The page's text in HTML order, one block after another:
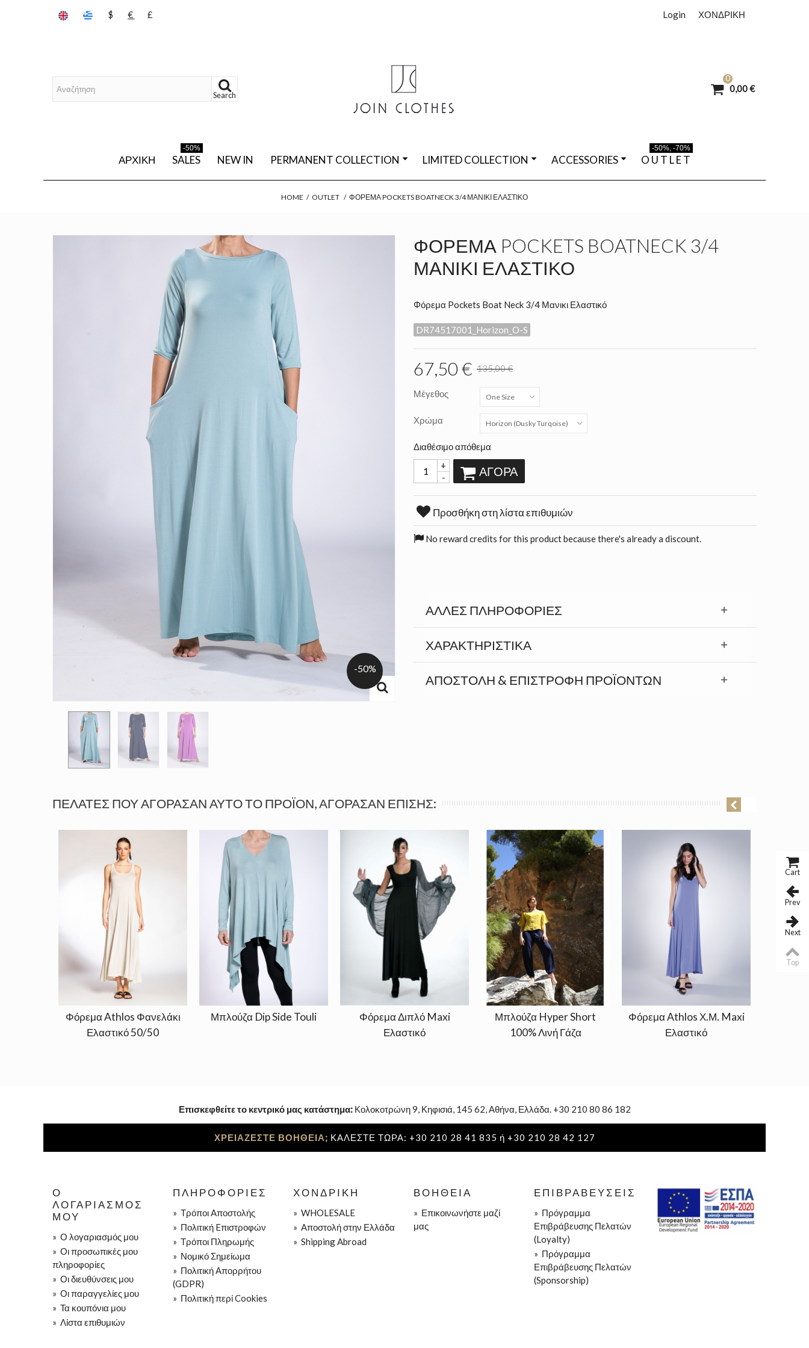
ΧΟΝΔΡΙΚΗ
Login
$ € £
Search
0
0,00 €
ΑΡΧΙΚΉ SALES
-50%
NEW IN PERMANENT COLLECTION LIMITED COLLECTION ACCESSORIES O U T L E T
-50%, -70%
HOME / OUTLET / ΦΌΡΕΜΑ POCKETS BOATNECK 3/4 ΜΑΝΙΚΙ ΕΛΑΣΤΙΚΌ
-50%
ΦΌΡΕΜΑ POCKETS BOATNECK 3/4
ΜΑΝΙΚΙ ΕΛΑΣΤΙΚΌ
Φόρεμα Pockets Boat Neck 3/4 Μανικι Ελαστικό
DR74517001_Horizon_O-S
67,50 € 135,00 €
Μέγεθος One Size
Χρώμα Horizon (Dusky Turqoise)
Διαθέσιμο απόθεμα
-
+ ΑΓΟΡΆ
Προσθήκη στη λίστα επιθυμιών
No reward credits for this product because there's already a discount.
ΆΛΛΕΣ ΠΛΗΡΟΦΟΡΊΕΣ
ΧΑΡΑΚΤΗΡΙΣΤΙΚΆ
ΑΠΟΣΤΟΛΉ & ΕΠΙΣΤΡΟΦΉ ΠΡΟΪΟΝΤΩΝ
ΠΕΛΆΤΕΣ ΠΟΥ ΑΓΌΡΑΣΑΝ ΑΥΤΌ ΤΟ ΠΡΟΪΌΝ, ΑΓΌΡΑΣΑΝ ΕΠΊΣΗΣ:
Φόρεμα Athlos Φανελάκι
Ελαστικό 50/50
Μπλούζα Dip Side Touli
Φόρεμα Διπλό Maxi
Ελαστικό
Μπλούζα Hyper Short
100% Λινή Γάζα
Φόρεμα Athlos Χ.Μ. Maxi
Ελαστικό
Επισκεφθείτε το κεντρικό μας κατάστημα:Κολοκοτρώνη 9, Κηφισιά, 145 62, Αθήνα, Ελλάδα. +30 210 80 86 182
ΧΡΕΙΑΖΕΣΤΕ ΒΟΗΘΕΙΑ; ΚΑΛΕΣΤΕ ΤΩΡΑ: +30 210 28 41 835 ή +30 210 28 42 127
Ο
ΛΟΓΑΡΙΑΣΜΌΣ
ΜΟΥ
» Ο λογαριασμός μου
» Οι προσωπικές μου
πληροφορίες
» Οι διευθύνσεις μου
» Οι παραγγελίες μου
» Τα κουπόνια μου
» Λίστα επιθυμιών
ΠΛΗΡΟΦΟΡΊΕΣ
» Τρόποι Aποστολής
» Πολιτική Eπιστροφών
» Τρόποι Πληρωμής
» Νομικό Σημείωμα
» Πολιτική Απορρήτου
(GDPR)
» Πολιτική περί Cookies
ΧΟΝΔΡΙΚΉ
» WHOLESALE
» Aποστολή στην Ελλάδα
» Shipping Abroad
ΒΟΉΘΕΙΑ
» Επικοινωνήστε μαζί
μας
ΕΠΙΒΡΑΒΕΎΣΕΙΣ
» Πρόγραμμα
Επιβράβευσης Πελατών
(Loyalty)
» Πρόγραμμα
Επιβράβευσης Πελατών
(Sponsorship)
Cart
Prev
Next
Top